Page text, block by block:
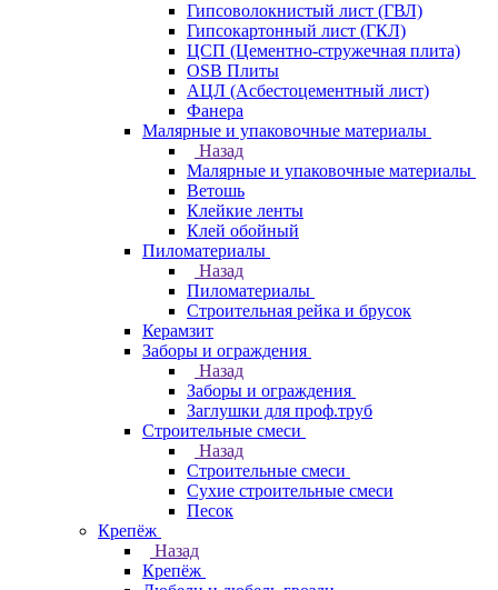
Гипсоволокнистый лист (ГВЛ)
Гипсокартонный лист (ГКЛ)
ЦСП (Цементно-стружечная плита)
OSB Плиты
АЦЛ (Асбестоцементный лист)
Фанера
Малярные и упаковочные материалы
Назад
Малярные и упаковочные материалы
Ветошь
Клейкие ленты
Клей обойный
Пиломатериалы
Назад
Пиломатериалы
Строительная рейка и брусок
Керамзит
Заборы и ограждения
Назад
Заборы и ограждения
Заглушки для проф.труб
Строительные смеси
Назад
Строительные смеси
Сухие строительные смеси
Песок
Крепёж
Назад
Крепёж